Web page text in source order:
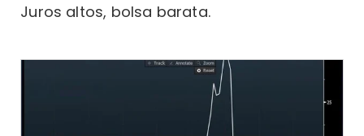
Juros altos, bolsa barata.